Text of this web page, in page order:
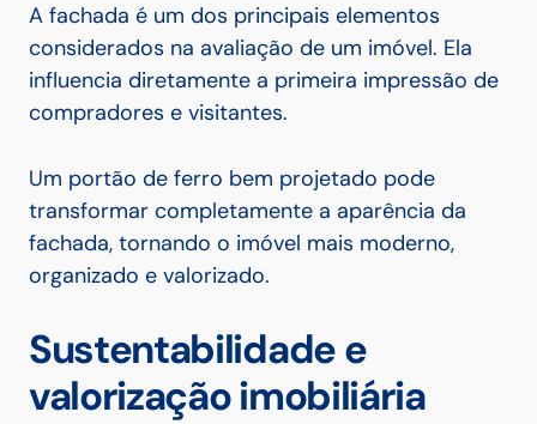
A fachada é um dos principais elementos
considerados na avaliação de um imóvel. Ela
influencia diretamente a primeira impressão de
compradores e visitantes.
Um portão de ferro bem projetado pode
transformar completamente a aparência da
fachada, tornando o imóvel mais moderno,
organizado e valorizado.
Sustentabilidade e
valorização imobiliária